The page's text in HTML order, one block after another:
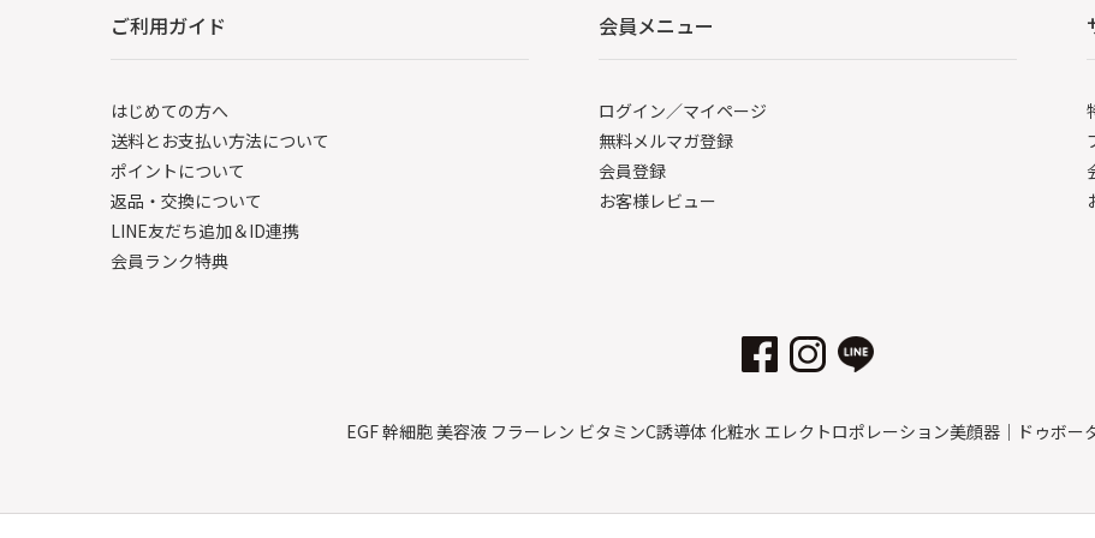
ご利用ガイド
はじめての方へ
送料とお支払い方法について
ポイントについて
返品・交換について
LINE友だち追加＆ID連携
会員ランク特典
会員メニュー
ログイン／マイページ
無料メルマガ登録
会員登録
お客様レビュー
EGF 幹細胞 美容液 フラーレン ビタミンC誘導体 化粧水 エレクトロポレーション美顔器｜ドゥボー